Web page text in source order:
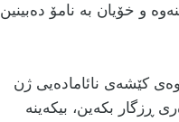
و خۆیان بە نامۆ دەبینین
كێشەی نائامادەیی ژن
ڕزگار بكەین، بیكەینە